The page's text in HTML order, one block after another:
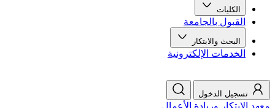
الكليات
القبول بالجامعة
البحث والابتكار
الخدمات الإلكترونية
تسجيل الدخول
معهد الإبتكار وريادة الأعمال